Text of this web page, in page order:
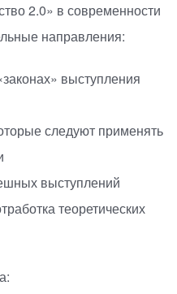
2.0» в современности
направления:
законах» выступления
следуют применять
выступлений
теоретических